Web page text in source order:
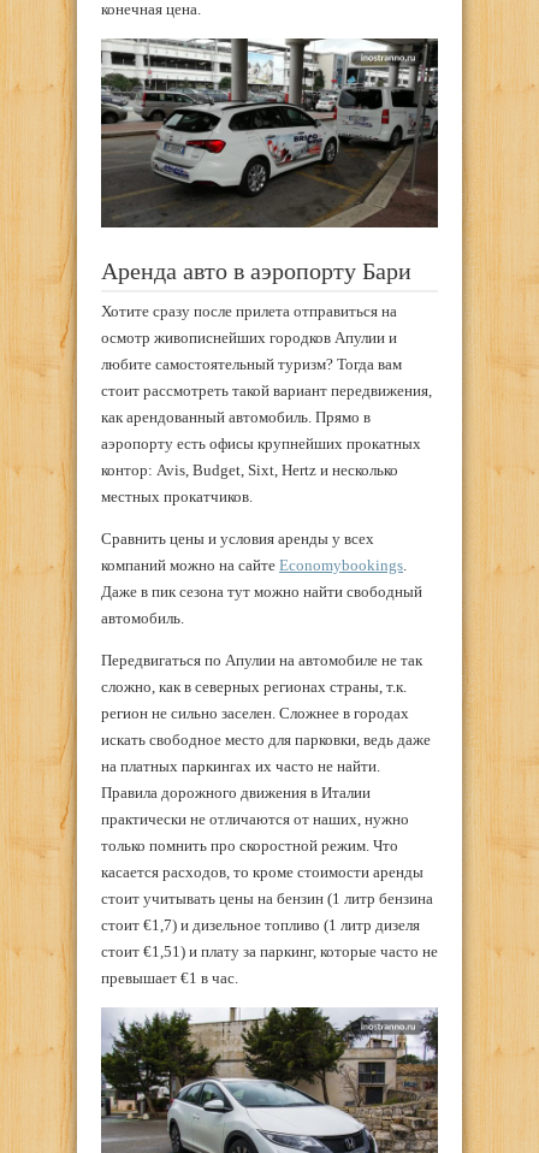
конечная цена.
Аренда авто в аэропорту Бари
Хотите сразу после прилета отправиться на
осмотр живописнейших городков Апулии и
любите самостоятельный туризм? Тогда вам
стоит рассмотреть такой вариант передвижения,
как арендованный автомобиль. Прямо в
аэропорту есть офисы крупнейших прокатных
контор: Avis, Budget, Sixt, Hertz и несколько
местных прокатчиков.
Сравнить цены и условия аренды у всех
компаний можно на сайте Economybookings.
Даже в пик сезона тут можно найти свободный
автомобиль.
Передвигаться по Апулии на автомобиле не так
сложно, как в северных регионах страны, т.к.
регион не сильно заселен. Сложнее в городах
искать свободное место для парковки, ведь даже
на платных паркингах их часто не найти.
Правила дорожного движения в Италии
практически не отличаются от наших, нужно
только помнить про скоростной режим. Что
касается расходов, то кроме стоимости аренды
стоит учитывать цены на бензин (1 литр бензина
стоит €1,7) и дизельное топливо (1 литр дизеля
стоит €1,51) и плату за паркинг, которые часто не
превышает €1 в час.